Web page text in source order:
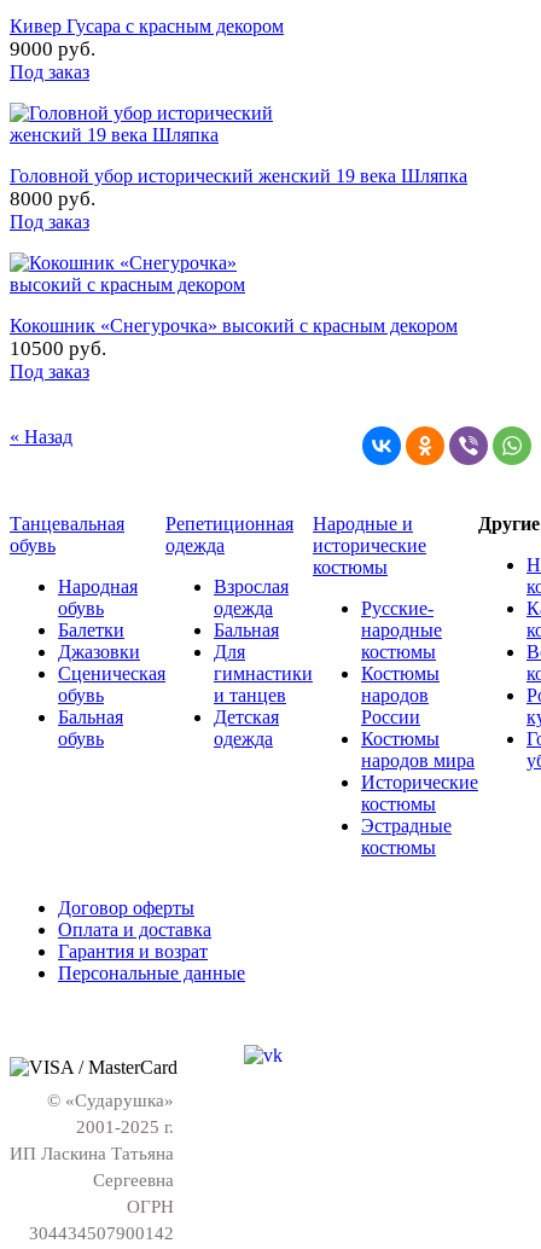
Кивер Гусара с красным декором
9000 руб.
Под заказ
Головной убор исторический женский 19 века Шляпка
8000 руб.
Под заказ
Кокошник «Снегурочка» высокий с красным декором
10500 руб.
Под заказ
« Назад
Танцевальная
обувь
Народная
обувь
Балетки
Джазовки
Сценическая
обувь
Бальная
обувь
Репетиционная
одежда
Взрослая
одежда
Бальная
Для
гимнастики
и танцев
Детская
одежда
Народные и
исторические
костюмы
Русские-
народные
костюмы
Костюмы
народов
России
Костюмы
народов мира
Исторические
костюмы
Эстрадные
костюмы
Договор оферты
Оплата и доставка
Гарантия и возрат
Персональные данные
© «Сударушка»
2001-2025 г.
ИП Ласкина Татьяна
Сергеевна
ОГРН
304434507900142